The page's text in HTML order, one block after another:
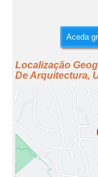
Aceda
Localização
De Arquitectura,